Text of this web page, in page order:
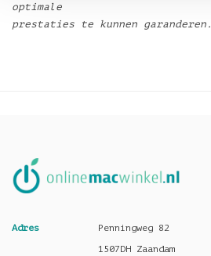
optimale
prestaties te kunnen garanderen.
Adres
Penningweg 82
1507DH Zaandam